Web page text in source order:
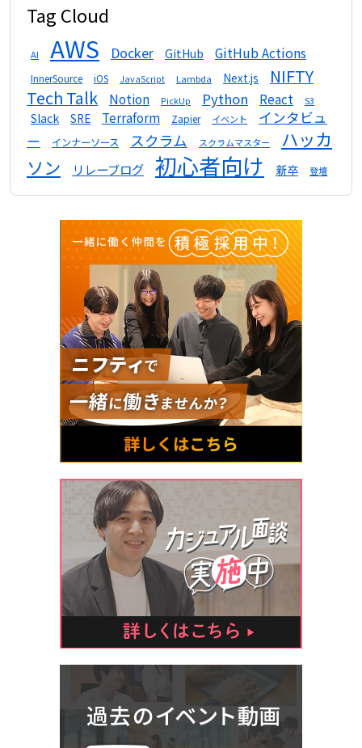
Tag Cloud
AI AWS Docker GitHub GitHub Actions
InnerSource iOS JavaScript Lambda Next.js
NIFTY
Tech Talk
Notion PickUp Python React S3
Slack SRE Terraform Zapier イベント
インタビュ
ー
インナーソース スクラム スクラムマスター
ハッカ
ソン
リレーブログ 初心者向け 新卒 登壇